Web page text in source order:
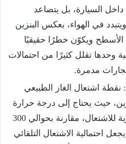
داخل السيارة، بل يتصاعد
في الهواء، بعكس البنزين
الأسطح ويكوّن خطرًا حقيقيًا
وحدها تقلل كثيرًا من احتمالات
مدمرة.
: نقطة اشتعال الغاز الطبيعي
حيث يحتاج إلى درجة حرارة
تفوق 600 درجة مئوية للاشتعال، مقارنة بحوالي 300
احتمالية الاشتعال التلقائي